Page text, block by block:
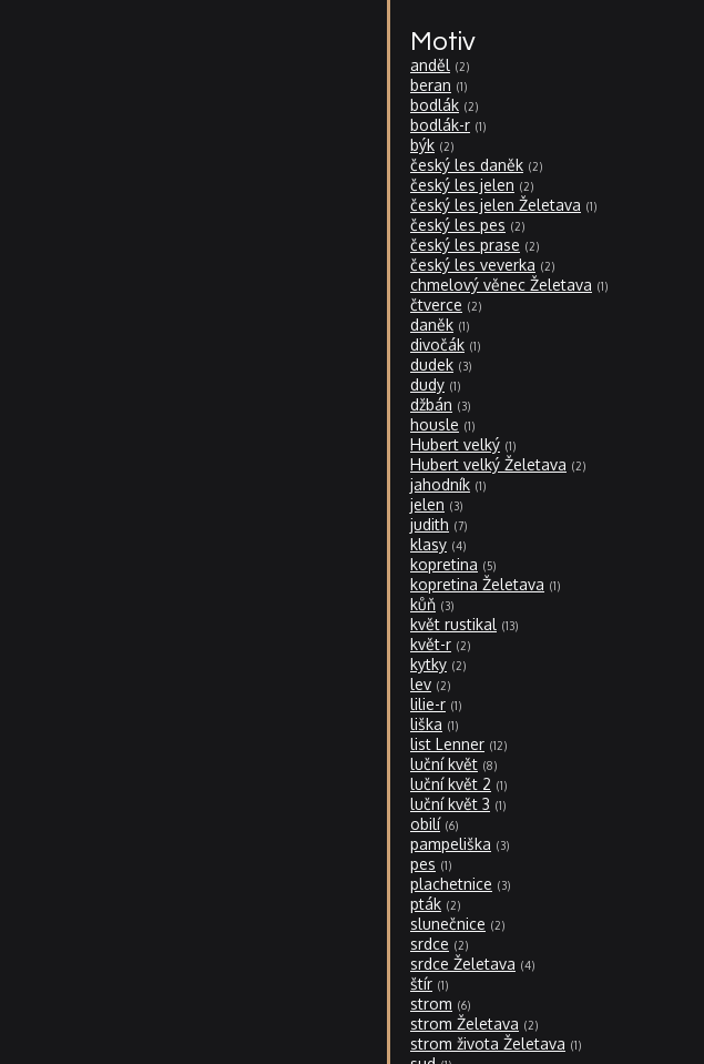
Motiv
anděl 2
beran 1
bodlák 2
bodlák-r 1
býk 2
český les daněk 2
český les jelen 2
český les jelen Želetava 1
český les pes 2
český les prase 2
český les veverka 2
chmelový věnec Želetava 1
čtverce 2
daněk 1
divočák 1
dudek 3
dudy 1
džbán 3
housle 1
Hubert velký 1
Hubert velký Želetava 2
jahodník 1
jelen 3
judith 7
klasy 4
kopretina 5
kopretina Želetava 1
kůň 3
květ rustikal 13
květ-r 2
kytky 2
lev 2
lilie-r 1
liška 1
list Lenner 12
luční květ 8
luční květ 2 1
luční květ 3 1
obilí 6
pampeliška 3
pes 1
plachetnice 3
pták 2
slunečnice 2
srdce 2
srdce Želetava 4
štír 1
strom 6
strom Želetava 2
strom života Želetava 1